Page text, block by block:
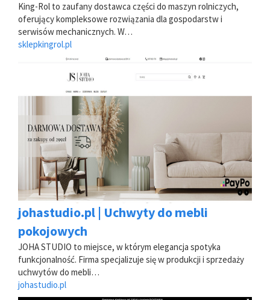
King-Rol to zaufany dostawca części do maszyn rolniczych,
oferujący kompleksowe rozwiązania dla gospodarstw i
serwisów mechanicznych. W…
sklepkingrol.pl
johastudio.pl | Uchwyty do mebli
pokojowych
JOHA STUDIO to miejsce, w którym elegancja spotyka
funkcjonalność. Firma specjalizuje się w produkcji i sprzedaży
uchwytów do mebli…
johastudio.pl